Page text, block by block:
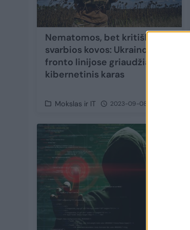
Nematomos, bet kritiškai
svarbios kovos: Ukrainos
fronto linijose griaudžia ir
kibernetinis karas
Mokslas ir IT 2023-09-08